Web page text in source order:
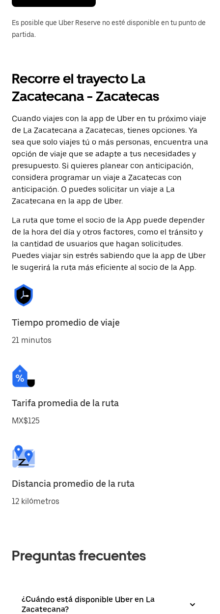
Es posible que Uber Reserve no esté disponible en tu punto de
partida.
Recorre el trayecto La
Zacatecana - Zacatecas
Cuando viajes con la app de Uber en tu próximo viaje
de La Zacatecana a Zacatecas, tienes opciones. Ya
sea que solo viajes tú o más personas, encuentra una
opción de viaje que se adapte a tus necesidades y
presupuesto. Si quieres planear con anticipación,
considera programar un viaje a Zacatecas con
anticipación. O puedes solicitar un viaje a La
Zacatecana en la app de Uber.
La ruta que tome el socio de la App puede depender
de la hora del día y otros factores, como el tránsito y
la cantidad de usuarios que hagan solicitudes.
Puedes viajar sin estrés sabiendo que la app de Uber
le sugerirá la ruta más eficiente al socio de la App.
Tiempo promedio de viaje
21 minutos
Tarifa promedia de la ruta
MX$125
Distancia promedio de la ruta
12 kilómetros
Preguntas frecuentes
¿Cuándo está disponible Uber en La
Zacatecana?